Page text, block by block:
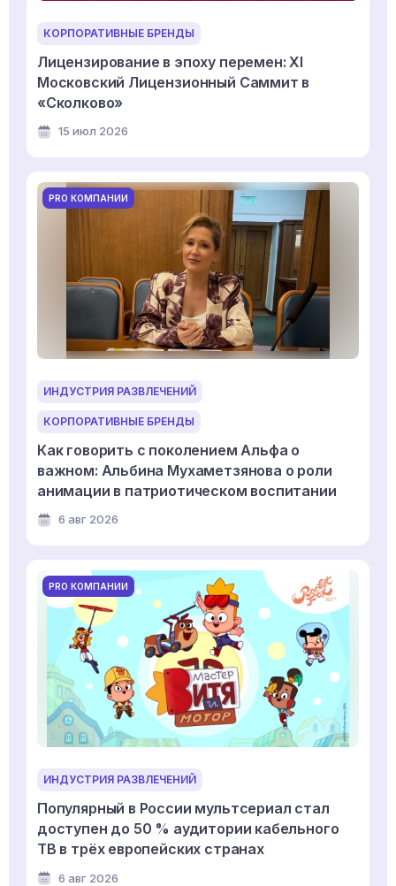
КОРПОРАТИВНЫЕ БРЕНДЫ
Лицензирование в эпоху перемен: XI
Московский Лицензионный Саммит в
«Сколково»
15 июл 2026
PRO КОМПАНИИ
ИНДУСТРИЯ РАЗВЛЕЧЕНИЙ
КОРПОРАТИВНЫЕ БРЕНДЫ
Как говорить с поколением Альфа о
важном: Альбина Мухаметзянова о роли
анимации в патриотическом воспитании
6 авг 2026
PRO КОМПАНИИ
ИНДУСТРИЯ РАЗВЛЕЧЕНИЙ
Популярный в России мультсериал стал
доступен до 50 % аудитории кабельного
ТВ в трёх европейских странах
6 авг 2026